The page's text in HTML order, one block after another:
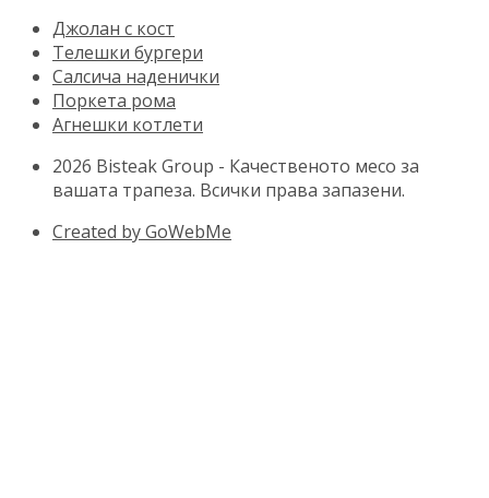
Джолан с кост
Телешки бургери
Салсича наденички
Поркета рома
Агнешки котлети
2026 Bisteak Group - Качественото месо за
вашата трапеза. Всички права запазени.
Created by GoWebMe